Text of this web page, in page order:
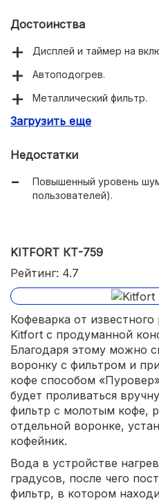
Достоинства
Дисплей и таймер на
Автоподогрев.
Металлический фильтр.
Удобное управление.
Загрузить еще
Недостатки
Повышенный уровень
пользователей).
KITFORT КТ-759
Рейтинг: 4.7
Кофеварка от
Kitfort с продуманной
Благодаря этому можно
воронку с фильтром и
кофе способом
будет проливаться
фильтр с молотым кофе,
отдельной воронке,
кофейник.
Вода в устройстве
градусов, после чего
фильтр, в котором